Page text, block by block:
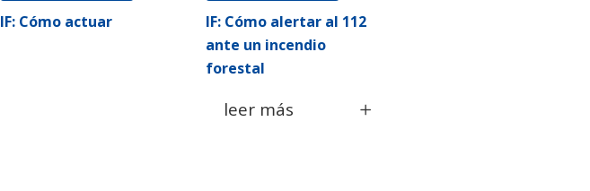
IF: Cómo actuar
IF: Cómo alertar al 112
ante un incendio
forestal
leer más